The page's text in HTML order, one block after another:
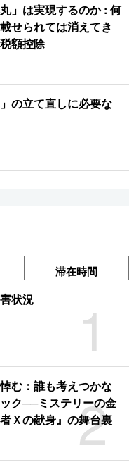
丸」は実現するのか : 何
せられては消えてき
額控除
」の立て直しに必要な
滞在時間
1
状況
2
む：誰も考えつかな
ク──ミステリーの金
Ｘの献身』の舞台裏